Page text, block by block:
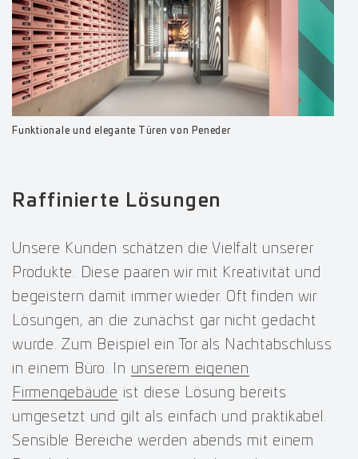
Funktionale und elegante Türen von Peneder
Raffinierte Lösungen
Unsere Kunden schätzen die Vielfalt unserer
Produkte. Diese paaren wir mit Kreativität und
begeistern damit immer wieder. Oft finden wir
Lösungen, an die zunächst gar nicht gedacht
wurde. Zum Beispiel ein Tor als Nachtabschluss
in einem Büro. In unserem eigenen
Firmengebäude ist diese Lösung bereits
umgesetzt und gilt als einfach und praktikabel.
Sensible Bereiche werden abends mit einem